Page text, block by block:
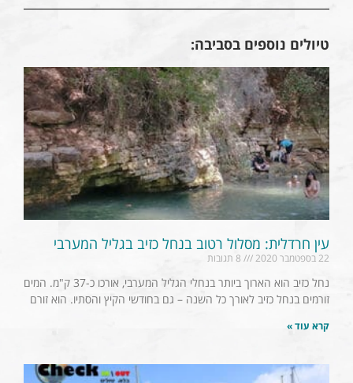
טיולים נוספים בסביבה:
עין חרדלית: מסלול רטוב בנחל כזיב בגליל המערבי
22 בספטמבר 2020
נחל כזיב הוא הארוך ביותר בנחלי הגליל המערבי, אורכו כ-37 ק"מ. המים
זורמים בנחל כזיב לאורך כל השנה – גם בחודשי הקיץ והסתיו. הוא זורם
קרא עוד »